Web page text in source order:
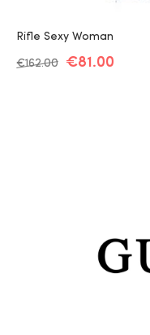
Rifle Sexy Woman
€162.00 €81.00